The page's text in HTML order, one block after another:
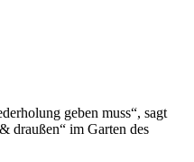
geben muss“, sagt
draußen“ im Garten des